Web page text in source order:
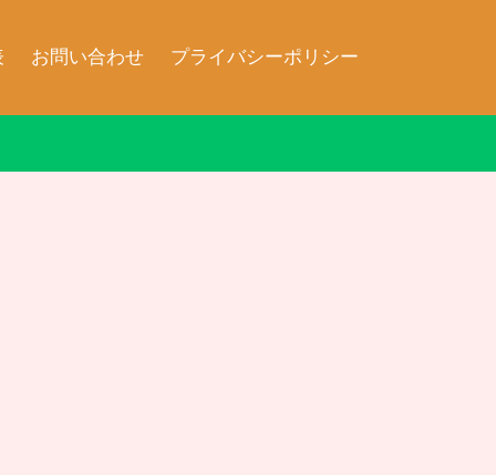
お問い合わせ プライバシーポリシー